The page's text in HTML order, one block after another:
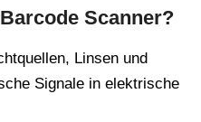
Scanner?
Linsen und
Signale in elektrische